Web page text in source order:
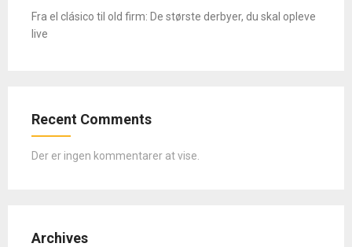
Fra el clásico til old firm: De største derbyer, du skal opleve
live
Recent Comments
Der er ingen kommentarer at vise.
Archives